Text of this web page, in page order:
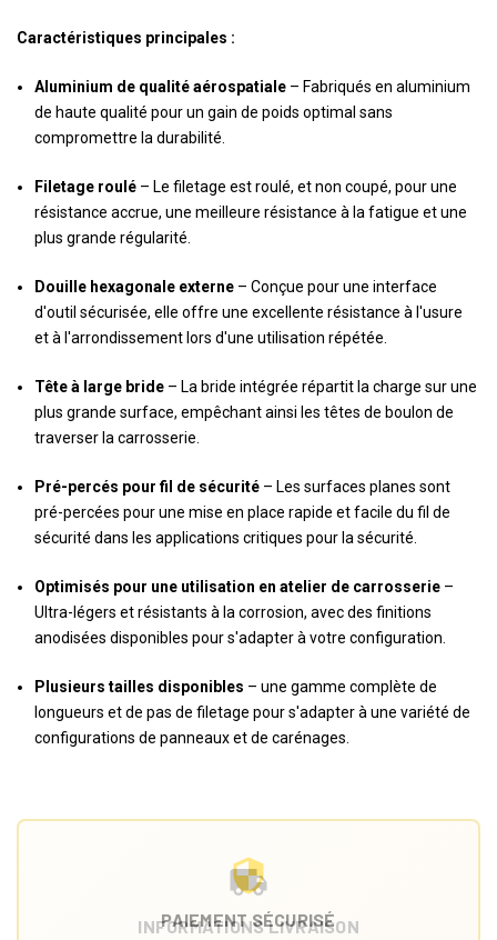
Caractéristiques principales :
Aluminium de qualité aérospatiale – Fabriqués en aluminium
de haute qualité pour un gain de poids optimal sans
compromettre la durabilité.
Filetage roulé – Le filetage est roulé, et non coupé, pour une
résistance accrue, une meilleure résistance à la fatigue et une
plus grande régularité.
Douille hexagonale externe – Conçue pour une interface
d'outil sécurisée, elle offre une excellente résistance à l'usure
et à l'arrondissement lors d'une utilisation répétée.
Tête à large bride – La bride intégrée répartit la charge sur une
plus grande surface, empêchant ainsi les têtes de boulon de
traverser la carrosserie.
Pré-percés pour fil de sécurité – Les surfaces planes sont
pré-percées pour une mise en place rapide et facile du fil de
sécurité dans les applications critiques pour la sécurité.
Optimisés pour une utilisation en atelier de carrosserie –
Ultra-légers et résistants à la corrosion, avec des finitions
anodisées disponibles pour s'adapter à votre configuration.
Plusieurs tailles disponibles – une gamme complète de
longueurs et de pas de filetage pour s'adapter à une variété de
configurations de panneaux et de carénages.
INFORMATIONS LIVRAISON
PAIEMENT SÉCURISÉ